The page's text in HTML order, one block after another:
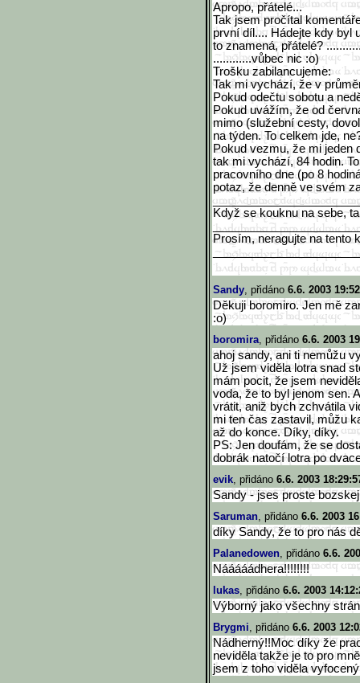
Apropo, přátelé...
Tak jsem pročítal
první díl.... Hádejte kdy byl
to znamená, přátelé?
............vůbec nic :o)
Trošku zabilancujeme:
Tak mi vychází, že v
Pokud odečtu sobotu a
Pokud uvážím, že od
mimo (služební cesty,
na týden. To celkem jde,
Pokud vezmu, že mi jeden
tak mi vychází, 84 hodin.
pracovního dne (po 8
potaz, že denně ve svém
Když se kouknu na sebe,
Prosím, neragujte na tento
Sandy, přidáno 6.6. 2003
Děkuji boromiro. Jen mě
:o)
boromira, přidáno 6.6. 2003
ahoj sandy, ani ti nemůžu
Už jsem viděla lotra snad
mám pocit, že jsem
voda, že to byl jenom sen.
vrátit, aniž bych zchvátila
mi ten čas zastavil, můžu
až do konce. Díky, díky.
PS: Jen doufám, že se
dobrák natočí lotra po
evik, přidáno 6.6. 2003
Sandy - jses proste
Saruman, přidáno 6.6. 2003
díky Sandy, že to pro nás
Palanedowen, přidáno 6.6.
Nááááádhera!!!!!!!!
lukas, přidáno 6.6. 2003
Výborný jako všechny
Brygmi, přidáno 6.6. 2003
Nádherný!!Moc díky že
neviděla takže je to pro
jsem z toho viděla